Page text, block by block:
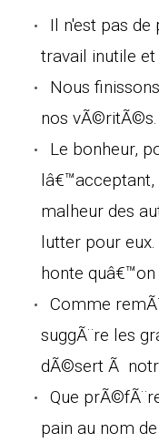
Il n'est pas
travail inutile et
Nous
nos vÃ©ritÃ©s.
Le bonheur,
lâ€™acceptant,
malheur des
lutter pour
honte
Comme
suggÃ¨re les
dÃ©sert Ã
Que
pain au nom